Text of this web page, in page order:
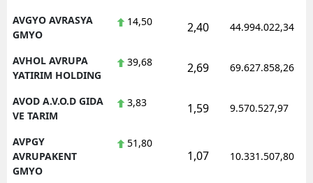
AVGYO AVRASYA
GMYO
14,50 2,40 44.994.022,34
AVHOL AVRUPA
YATIRIM HOLDING
39,68 2,69 69.627.858,26
AVOD A.V.O.D GIDA
VE TARIM
3,83 1,59 9.570.527,97
AVPGY
AVRUPAKENT
GMYO
51,80
1,07 10.331.507,80